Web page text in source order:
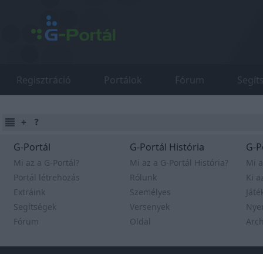
Regisztráció Portálok Fórum
G-Portál
Mi az a G-Portál?
Portál létrehozás
Extráink
Segítségek
Fórum
G-Portál História
Mi az a G-Portál História?
Rólunk
Személyes
Versenyek
Oldal
G-
Mi
Ki